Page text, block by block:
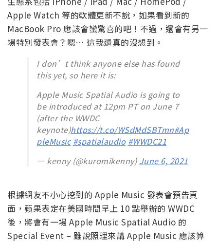
Apple Watch 等的軟體更新不說，如果看到新的
MacBook Pro 應該會蠻驚喜的吧！不過，還會有另一
場特別發表會？嗯… 這我還真的沒想到。
I don’t think anyone else has found
this yet, so here it is:
Apple Music Spatial Audio is going to
be introduced at 12pm PT on June 7
(after the WWDC
keynote)https://t.co/WSdMdSBTmn#Ap
pleMusic #spatialaudio #WWDC21
— kenny (@kuromikenny) June 6, 2021
根據網友不小心挖到的 Apple Music 發表會預告頁
面，蘋果表定在美國時間早上 10 點舉辦的 WWDC
後，將會有一場 Apple Music Spatial Audio 的
Special Event – 雖說照理來講 Apple Music 應該算